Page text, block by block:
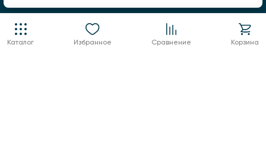
Каталог Избранное Сравнение Корзина